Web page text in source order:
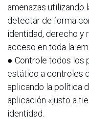
amenazas utilizando
detectar de forma
identidad, derecho y
acceso en toda la
● Controle todos los
estático a controles
aplicando la política
aplicación «justo a
identidad.